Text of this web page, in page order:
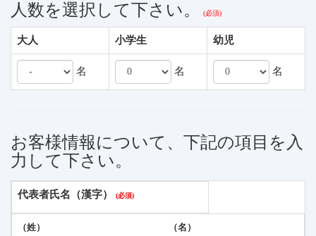
人数を選択して下さい。
大人 小学生 幼児
名 名 名
お客様情報について、下記の項目を入
力して下さい。
代表者氏名（漢字）
（姓） （名）